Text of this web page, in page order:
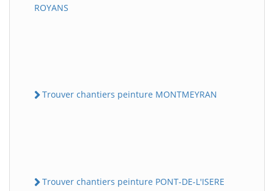
ROYANS
Trouver chantiers peinture MONTMEYRAN
Trouver chantiers peinture PONT-DE-L'ISERE